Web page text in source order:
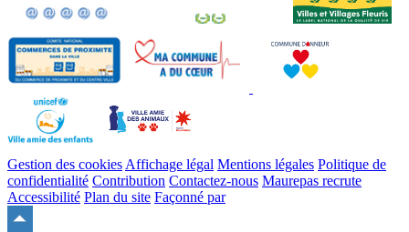
Gestion des cookies Affichage légal Mentions légales Politique de
confidentialité Contribution Contactez-nous Maurepas recrute
Accessibilité Plan du site Façonné par